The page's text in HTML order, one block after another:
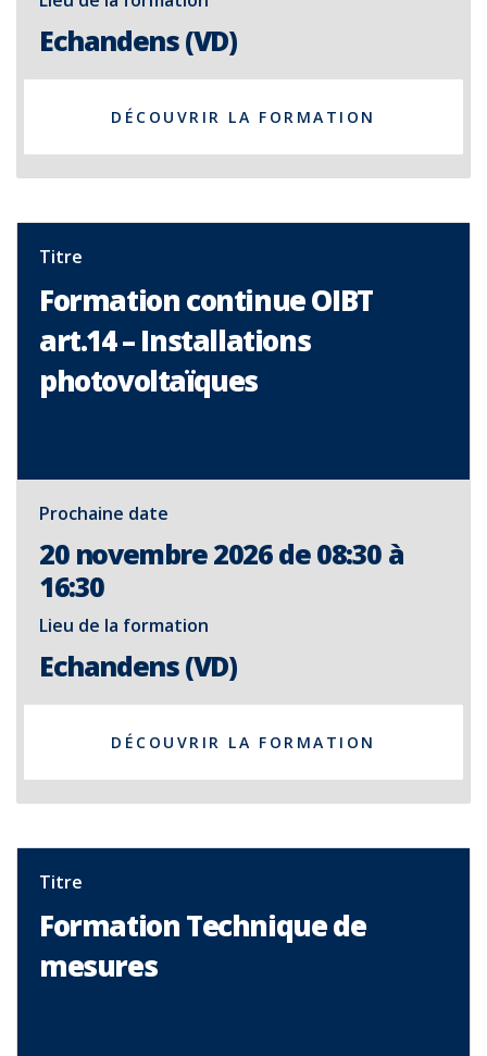
Echandens (VD)
DÉCOUVRIR LA FORMATION
Titre
Formation continue OIBT
art.14 – Installations
photovoltaïques
Prochaine date
20 novembre 2026 de 08:30 à
16:30
Lieu de la formation
Echandens (VD)
DÉCOUVRIR LA FORMATION
Titre
Formation Technique de
mesures